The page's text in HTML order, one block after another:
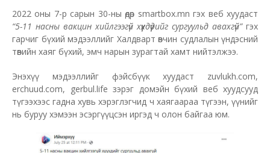
2022 оны 7-р сарын 30-ны өдөр smartbox.mn гэх веб хуудаст
“5-11 насны вакцин хийлгээгүй хүүхдүүдийг сургуульд авахгүй”гэх
гарчиг бүхий мэдээллийг Халдварт өвчин судлалын үндэсний
төвийн хаяг бүхий, эмч нарын зурагтай хамт нийтэлжээ.
Энэхүү мэдээллийг фэйсбүүк хуудаст zuvlukh.com,
erchuud.com, gerbul.life зэрэг домэйн бүхий веб хуудсууд
түгээхээс гадна хувь хэрэглэгчид ч хаягаараа түгээн, үүнийг
нь буруу хэмээн эсэргүүцсэн иргэд ч олон байгаа юм.